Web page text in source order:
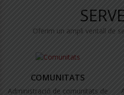
Oferim un ampli ventall de
COMUNITATS
Administració de comunitats de